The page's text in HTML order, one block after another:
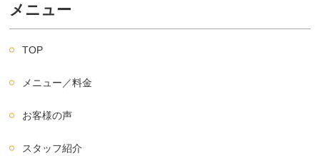
メニュー
TOP
メニュー／料金
お客様の声
スタッフ紹介